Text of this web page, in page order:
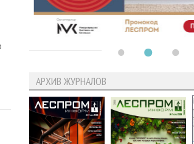
АРХИВ ЖУРНАЛОВ